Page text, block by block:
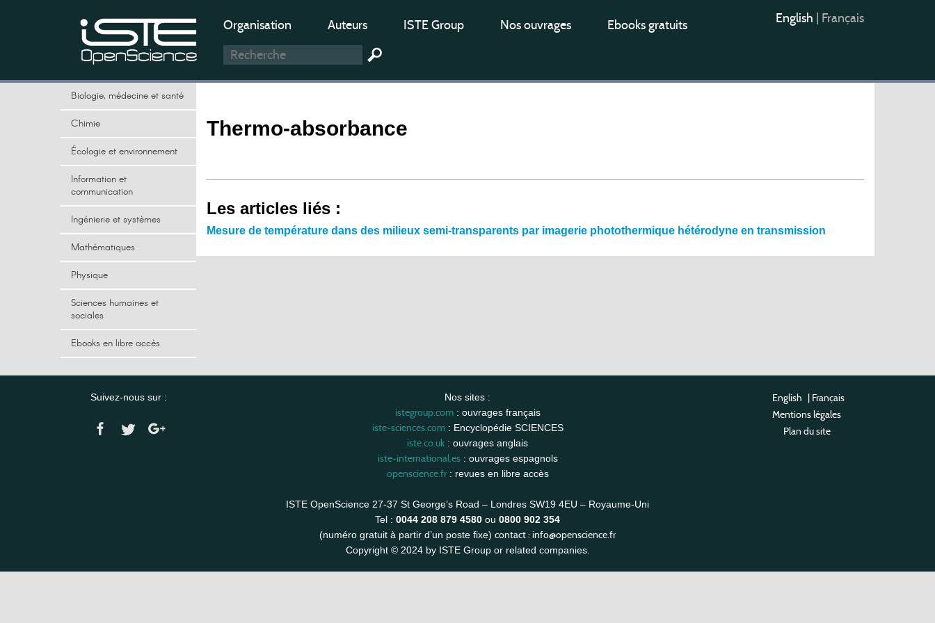
Organisation Auteurs ISTE Group Nos ouvrages Ebooks gratuits English Français
Biologie, médecine et santé
Chimie
Écologie et environnement
Information et
communication
Ingénierie et systèmes
Mathématiques
Physique
Sciences humaines et
sociales
Ebooks en libre accès
Thermo-absorbance
Les articles liés :
Mesure de température dans des milieux semi-transparents par imagerie photothermique hétérodyne en transmission
Suivez-nous sur : Nos sites :
istegroup.com: ouvrages français
iste-sciences.com: Encyclopédie SCIENCES
iste.co.uk : ouvrages anglais
iste-international.es: ouvrages espagnols
openscience.fr: revues en libre accès
ISTE OpenScience 27-37 St George’s Road – Londres SW19 4EU – Royaume-Uni
Tel : 0044 208 879 4580 ou 0800 902 354
(numéro gratuit à partir d’un poste fixe) contact : info@openscience.fr
Copyright © 2024 by ISTE Group or related companies.
English | Français
Mentions légales
Plan du site